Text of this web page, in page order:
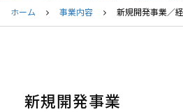
ホーム 事業内容 新規開発事業／
新規開発事業